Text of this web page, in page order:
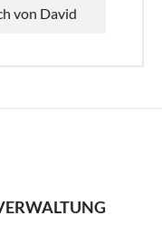
von David